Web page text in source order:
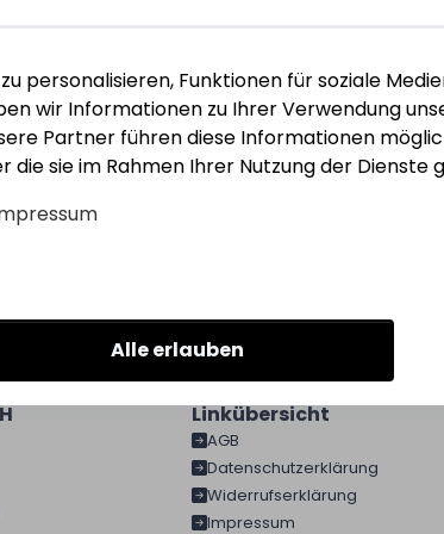
registriert?
Linkübersicht
AGB
Datenschutzerklärung
Widerrufserklärung
Impressum
personalisieren, Funktionen für soziale
wir Informationen zu Ihrer Verwendung
Partner führen diese Informationen
sie im Rahmen Ihrer Nutzung der Dienste
Alle erlauben